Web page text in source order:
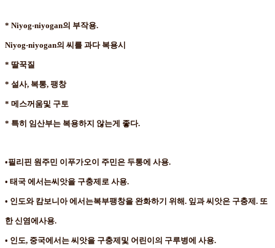
* Niyog-niyogan의 부작용.
Niyog-niyogan의 씨를 과다 복용시
* 딸꾹질
* 설사, 복통, 팽창
* 메스꺼움및 구토
* 특히 임산부는 복용하지 않는게 좋다.
•필리핀 원주민 이푸가오이 주민은 두통에 사용.
• 태국 에서는씨앗을 구충제로 사용.
• 인도와 캄보니아 에서는복부팽창을 완화하기 위해. 잎과 씨앗은 구충제. 또
한 신염에사용.
• 인도, 중국에서는 씨앗을 구충제및 어린이의 구루병에 사용.